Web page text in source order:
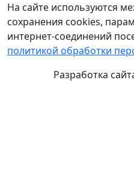
На сайте используются
сохранения cookies,
интернет-соединений
политикой обработки
Разработка